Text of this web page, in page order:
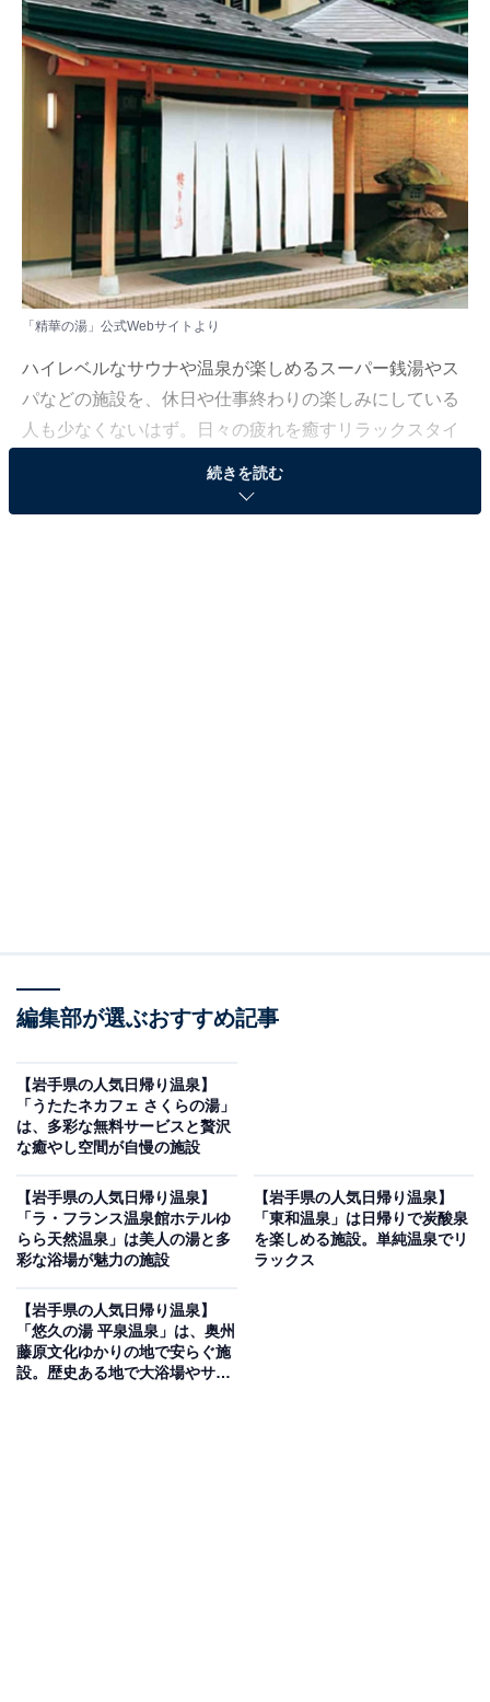
「精華の湯」公式Webサイトより
ハイレベルなサウナや温泉が楽しめるスーパー銭湯やス
パなどの施設を、休日や仕事終わりの楽しみにしている
人も少なくないはず。日々の疲れを癒すリラックスタイ
ムは、何物にも代えがたい時間ですよね。しかし、近年
では高い人気をほこる施設も多く、どこに行けばよいか
るAll About発のニュースメディアです。お金や仕事、恋愛、ITに関
する疑問に対して専門家が分かりやすく回答するほか、エンタメ情
報やSNSで話題のトピックスを紹介しています。
花巻・台温泉で源泉かけ流しの天然温泉が楽しめ
る「精華の湯」
岩手県花巻市の台温泉に位置する「精華の湯」は、含硫
黄ナトリウム硫酸塩塩化物泉の天然温泉を源泉かけ流し
で楽しめる日帰り入浴専用施設です。循環装置を使わず
な硫黄の香りが漂う本格的な温泉を気軽に体験できま
す。男湯・女湯各1の内湯で、隣接する「そば房かみ
や」での手打ちそばとあわせて楽しむのもおすすめで
続きを読む
編集部が選ぶおすすめ記事
【岩手県の人気日帰り温泉】
「うたたネカフェ さくらの湯」
は、多彩な無料サービスと贅沢
な癒やし空間が自慢の施設
【岩手県の人気日帰り温泉】
「ラ・フランス温泉館ホテルゆ
らら天然温泉」は美人の湯と多
彩な浴場が魅力の施設
【岩手県の人気日帰り温泉】
「東和温泉」は日帰りで炭酸泉
を楽しめる施設。単純温泉でリ
ラックス
【岩手県の人気日帰り温泉】
「悠久の湯 平泉温泉」は、奥州
藤原文化ゆかりの地で安らぐ施
設。歴史ある地で大浴場やサウ